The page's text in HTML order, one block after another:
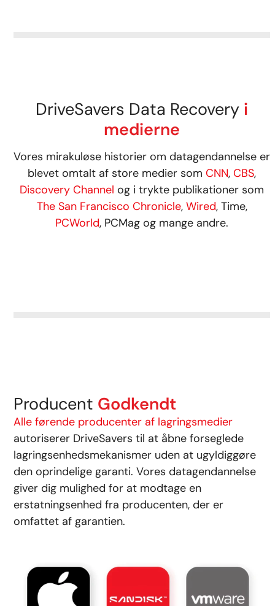
DriveSavers Data Recovery i
medierne
Vores mirakuløse historier om datagendannelse er
blevet omtalt af store medier somCNN,CBS,
Discovery Channel og i trykte publikationer som
The San Francisco Chronicle, Wired, Time,
PCWorld, PCMag og mange andre.
Producent Godkendt
Alle førende producenter af lagringsmedier
autoriserer DriveSavers til at åbne forseglede
lagringsenhedsmekanismer uden at ugyldiggøre
den oprindelige garanti. Vores datagendannelse
giver dig mulighed for at modtage en
erstatningsenhed fra producenten, der er
omfattet af garantien.